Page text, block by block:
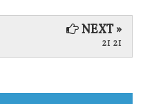
NEXT »
21 21